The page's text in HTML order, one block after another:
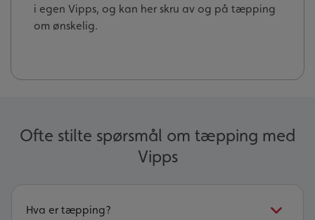
i egen Vipps, og kan her skru av og på tæpping
om ønskelig.
Ofte stilte spørsmål om tæpping med
Vipps
Hva er tæpping?